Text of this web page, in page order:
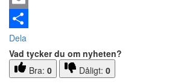
Email
Dela
Vad tycker du om nyheten?
Bra: 0 Dåligt: 0